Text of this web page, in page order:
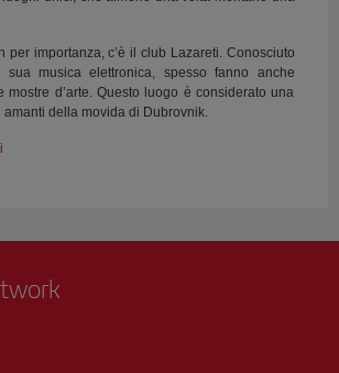
per importanza, c’è il club Lazareti. Conosciuto
sua musica elettronica, spesso fanno anche
mostre d’arte. Questo luogo è considerato una
della movida di Dubrovnik.